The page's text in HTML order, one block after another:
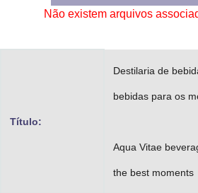
Gabinete de Segurança Institucional
Não existem arquivos
Título:
Destilaria de
bebidas para os
Aqua Vitae
the best moments